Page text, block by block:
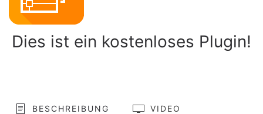
Dies ist ein kostenloses Plugin!
BESCHREIBUNG
VIDEO